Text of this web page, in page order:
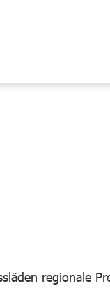
regionale